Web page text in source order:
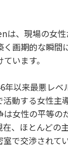
は、現場の女
く画期的な瞬間
います。
年以来最悪レベ
活動する女性主
は女性の平等の
、ほとんどの
で交渉されて